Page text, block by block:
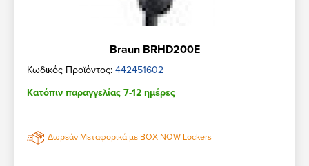
Braun BRHD200E
Κωδικός Προϊόντος: 442451602
Κατόπιν παραγγελίας 7-12 ημέρες
Δωρεάν Μεταφορικά με BOX NOW Lockers